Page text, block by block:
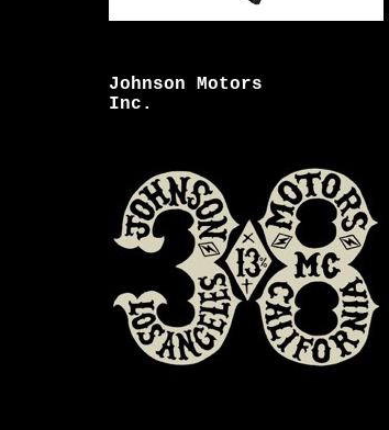
Johnson Motors
Inc.